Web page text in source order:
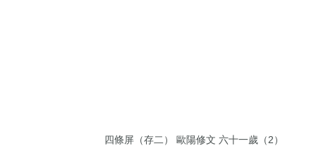
四條屏（存二） 歐陽修文 六十一歲（2）